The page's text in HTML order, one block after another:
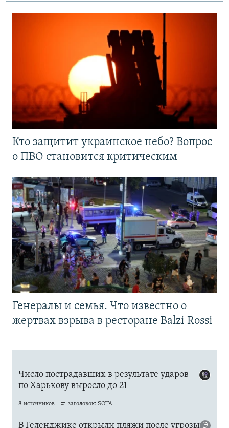
Кто защитит украинское небо? Вопрос
о ПВО становится критическим
Генералы и семья. Что известно о
жертвах взрыва в ресторане Balzi Rossi